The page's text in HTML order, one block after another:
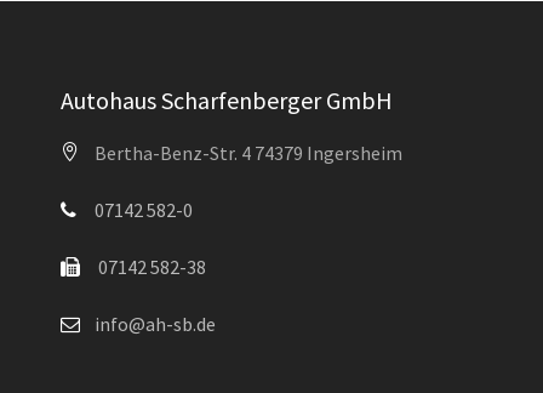
Autohaus Scharfenberger GmbH
Bertha-Benz-Str. 4 74379 Ingersheim
07142 582-0
07142 582-38
info@ah-sb.de